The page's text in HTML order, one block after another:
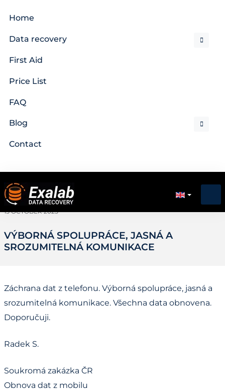
Home
Data recovery
First Aid
Price List
FAQ
Blog
Contact
15 OCTOBER 2025
VÝBORNÁ SPOLUPRÁCE, JASNÁ A
SROZUMITELNÁ KOMUNIKACE
Záchrana dat z telefonu. Výborná spolupráce, jasná a
srozumitelná komunikace. Všechna data obnovena.
Doporučuji.
Radek S.
Soukromá zakázka ČR
Obnova dat z mobilu